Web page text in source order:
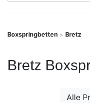
Boxspringbetten > Bretz
Bretz
Alle
SALE
Möbel-